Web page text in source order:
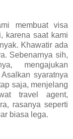
membuat visa
karena saat kami
Khawatir ada
Sebenarnya sih,
mengajukan
syaratnya
saja, menjelang
travel agent,
rasanya seperti
biasa lega.